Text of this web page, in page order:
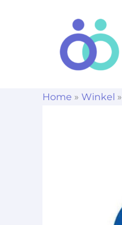
Home » Winkel »